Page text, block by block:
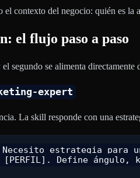
el contexto del negocio: quién es
el flujo paso a paso
segundo se alimenta directamente
expert
La skill responde con una
Necesito estrategia para
[PERFIL]. Define ángulo,